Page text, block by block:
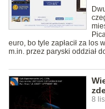
euro, bo tyle zapłacił za
m.in. przez paryski oddział
8